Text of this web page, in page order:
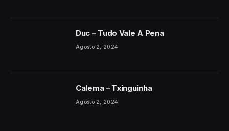
Duc – Tudo Vale A Pena
Agosto 2, 2024
Calema – Txinguinha
Agosto 2, 2024